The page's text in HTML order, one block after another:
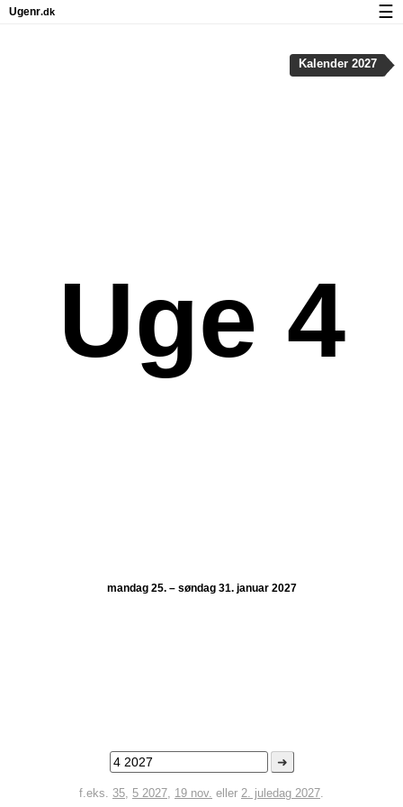
Uge 4
mandag 25. – søndag 31. januar 2027
➜
f.eks. 35, 5 2027, 19 nov. eller 2. juledag 2027.
Kalender 2027
Ugenr.dk ☰